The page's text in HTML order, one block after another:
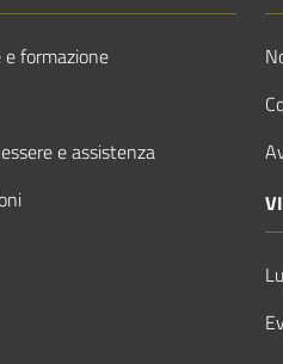
e formazione
e assistenza